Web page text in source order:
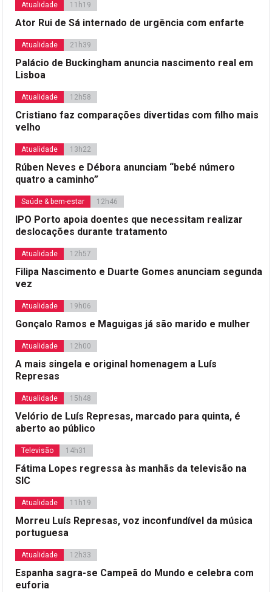
Atualidade 11h19
Ator Rui de Sá internado de urgência com enfarte
Atualidade 21h39
Palácio de Buckingham anuncia nascimento real em
Lisboa
Atualidade 12h58
Cristiano faz comparações divertidas com filho mais
velho
Atualidade 13h22
Rúben Neves e Débora anunciam “bebé número
quatro a caminho”
Saúde & bem-estar 12h46
IPO Porto apoia doentes que necessitam realizar
deslocações durante tratamento
Atualidade 12h57
Filipa Nascimento e Duarte Gomes anunciam segunda
vez
Atualidade 19h06
Gonçalo Ramos e Maguigas já são marido e mulher
Atualidade 12h00
A mais singela e original homenagem a Luís
Represas
Atualidade 15h48
Velório de Luís Represas, marcado para quinta, é
aberto ao público
Televisão 14h31
Fátima Lopes regressa às manhãs da televisão na
SIC
Atualidade 11h19
Morreu Luís Represas, voz inconfundível da música
portuguesa
Atualidade 12h33
Espanha sagra-se Campeã do Mundo e celebra com
euforia